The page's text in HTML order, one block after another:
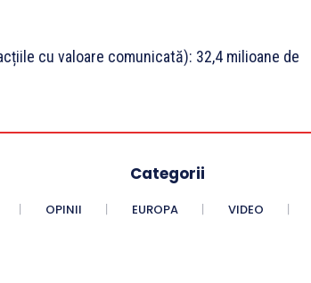
cu valoare comunicată): 32,4 milioane de
Categorii
OPINII EUROPA VIDEO